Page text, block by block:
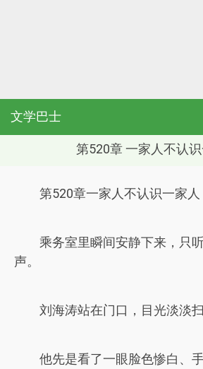
文学巴士
第520章 一家人不认识
第520章一家人不认识一家人
乘务室里瞬间安静下来，只
声。
刘海涛站在门口，目光淡淡
他先是看了一眼脸色惨白、